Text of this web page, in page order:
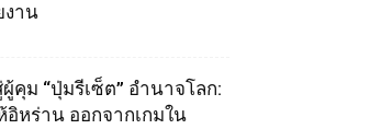
งาน
คุม “ปุ่มรีเซ็ต” อำนาจโลก:
หร่าน ออกจากเกมใน